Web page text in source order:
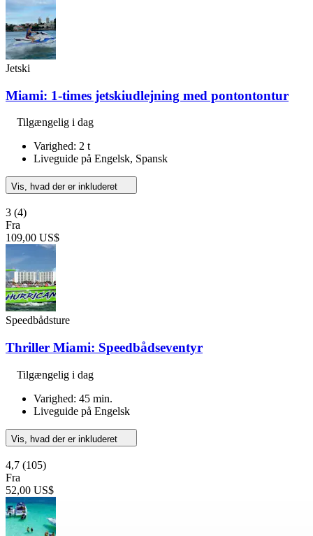
Jetski
Miami: 1-times jetskiudlejning med pontontontur
Tilgængelig i dag
Varighed: 2 t
Liveguide på Engelsk, Spansk
Vis, hvad der er inkluderet
3 (4)
Fra
109,00 US$
Speedbådsture
Thriller Miami: Speedbådseventyr
Tilgængelig i dag
Varighed: 45 min.
Liveguide på Engelsk
Vis, hvad der er inkluderet
4,7 (105)
Fra
52,00 US$